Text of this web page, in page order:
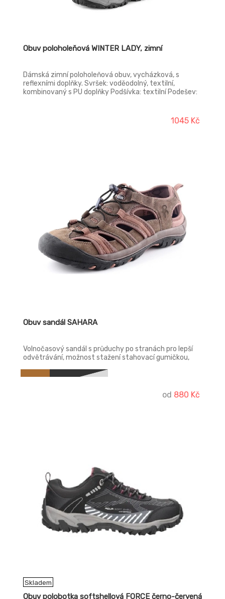
Obuv poloholeňová WINTER LADY, zimní
Dámská zimní poloholeňová obuv, vycházková, s
reflexními doplňky. Svršek: voděodolný, textilní,
kombinovaný s PU doplňky Podšívka: textilní Podešev:
1045 Kč
Obuv sandál SAHARA
Volnočasový sandál s průduchy po stranách pro lepší
odvětrávání, možnost stažení stahovací gumičkou,
doplňky Podšívka: textilní Podešev: phylon/guma.
od 880 Kč
Skladem
Obuv polobotka softshellová FORCE černo-červená